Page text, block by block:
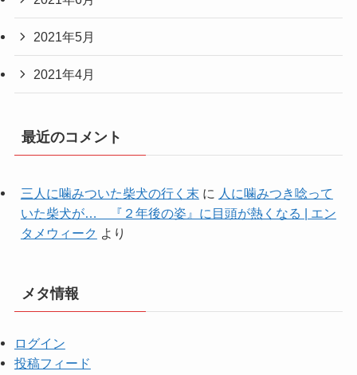
2021年5月
2021年4月
最近のコメント
三人に噛みついた柴犬の行く末 に 人に噛みつき唸って
いた柴犬が… 『２年後の姿』に目頭が熱くなる | エン
タメウィーク より
メタ情報
ログイン
投稿フィード